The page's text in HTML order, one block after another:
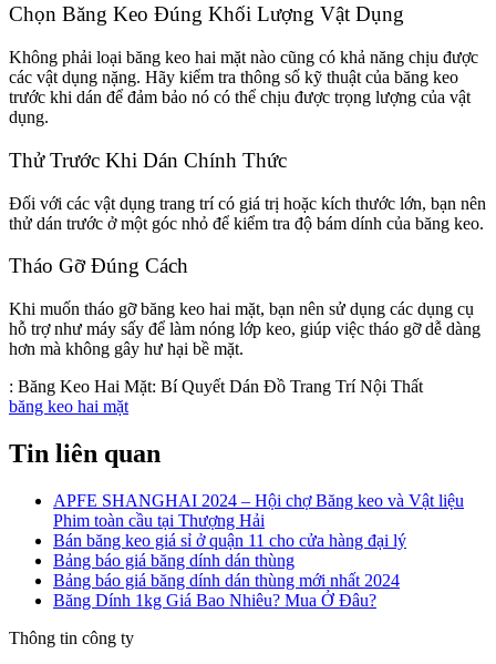
Chọn Băng Keo Đúng Khối Lượng Vật Dụng
Không phải loại băng keo hai mặt nào cũng có khả năng chịu được
các vật dụng nặng. Hãy kiểm tra thông số kỹ thuật của băng keo
trước khi dán để đảm bảo nó có thể chịu được trọng lượng của vật
dụng.
Thử Trước Khi Dán Chính Thức
Đối với các vật dụng trang trí có giá trị hoặc kích thước lớn, bạn nên
thử dán trước ở một góc nhỏ để kiểm tra độ bám dính của băng keo.
Tháo Gỡ Đúng Cách
Khi muốn tháo gỡ băng keo hai mặt, bạn nên sử dụng các dụng cụ
hỗ trợ như máy sấy để làm nóng lớp keo, giúp việc tháo gỡ dễ dàng
hơn mà không gây hư hại bề mặt.
: Băng Keo Hai Mặt: Bí Quyết Dán Đồ Trang Trí Nội Thất
băng keo hai mặt
Tin liên quan
APFE SHANGHAI 2024 – Hội chợ Băng keo và Vật liệu
Phim toàn cầu tại Thượng Hải
Bán băng keo giá sỉ ở quận 11 cho cửa hàng đại lý
Bảng báo giá băng dính dán thùng
Bảng báo giá băng dính dán thùng mới nhất 2024
Băng Dính 1kg Giá Bao Nhiêu? Mua Ở Đâu?
Thông tin công ty